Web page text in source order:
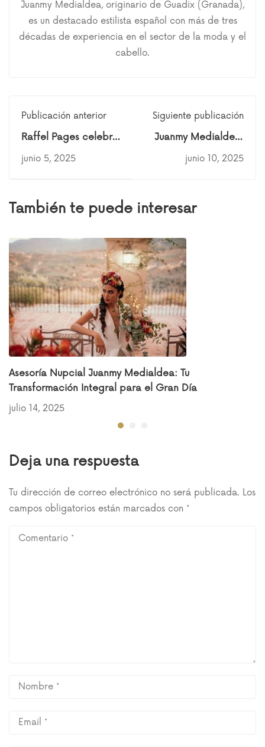
Juanmy Medialdea, originario de Guadix (Granada),
es un destacado estilista español con más de tres
décadas de experiencia en el sector de la moda y el
cabello.
Publicación anterior
Raffel Pages celebra
100 años de historia
con una noche
Barcelona
junio 5, 2025
Siguiente publicación
Juanmy Medialdea:
Orgullo de formar
parte de la gran
junio 10, 2025
También te puede interesar
Asesoría Nupcial Juanmy Medialdea: Tu
Transformación Integral para el Gran Día
julio 14, 2025
Deja una respuesta
Tu dirección de correo electrónico no será publicada. Los
campos obligatorios están marcados con *